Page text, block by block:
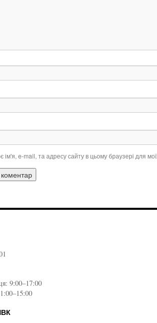
ім'я, e-mail, та адресу сайту в цьому браузері для
9:00–17:00